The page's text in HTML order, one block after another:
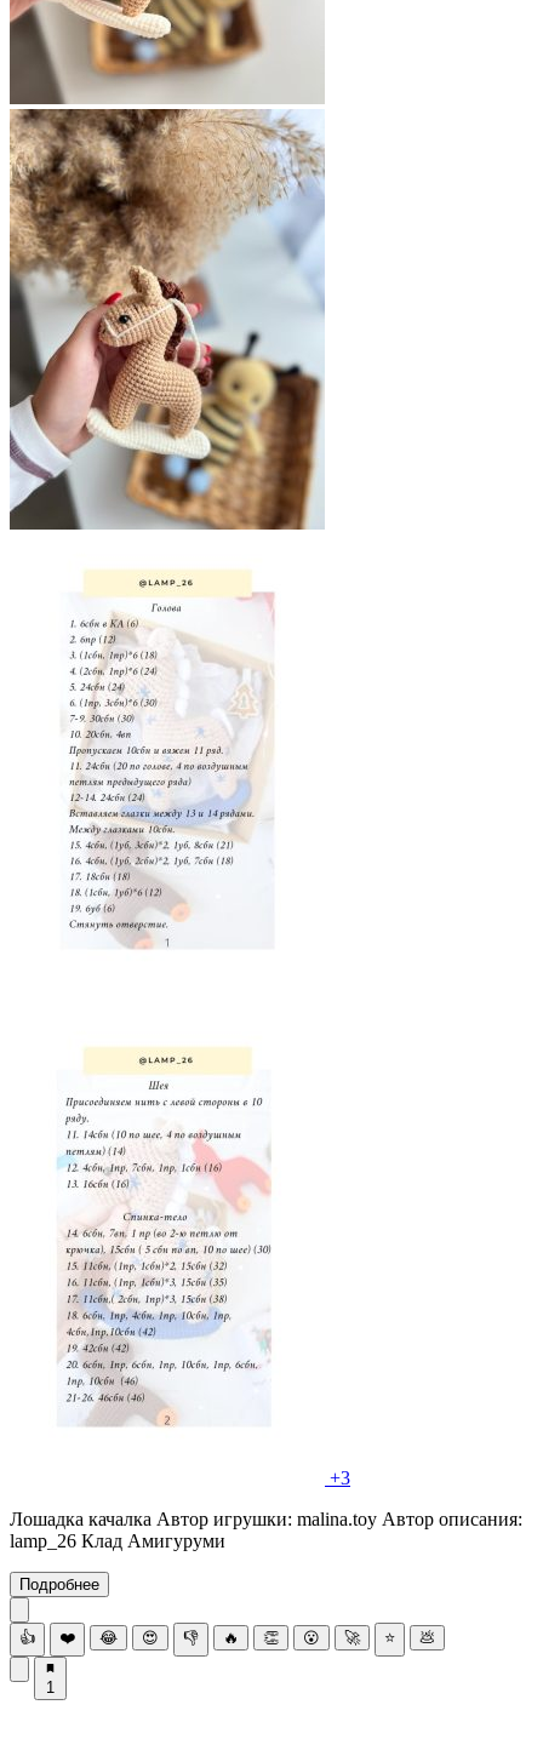
+3
Лошадка качалка Автор игрушки: malina.toy Автор описания:
lamp_26 Клад Амигуруми
Подробнее
👍 ❤️ 😂 😍 👎 🔥 👏 😮 🚀 ⭐ 💩
1